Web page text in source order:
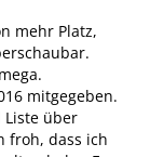
mehr Platz,
mitgegeben.
Liste über
froh, dass ich